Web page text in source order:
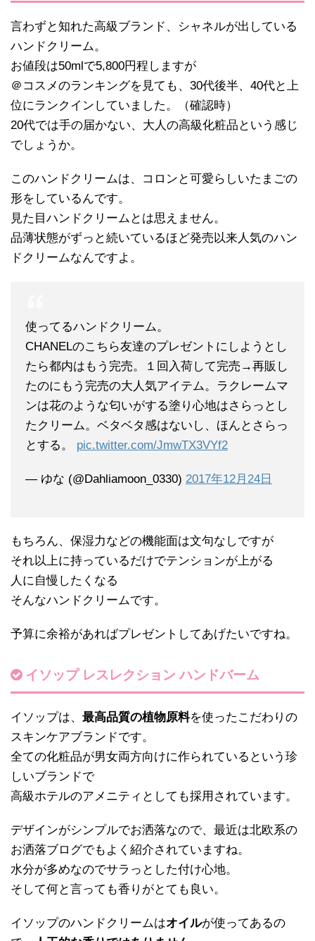
言わずと知れた高級ブランド、シャネルが出している
ハンドクリーム。
お値段は50mlで5,800円程しますが
＠コスメのランキングを見ても、30代後半、40代と上
位にランクインしていました。（確認時）
20代では手の届かない、大人の高級化粧品という感じ
でしょうか。
このハンドクリームは、コロンと可愛らしいたまごの
形をしているんです。
見た目ハンドクリームとは思えません。
品薄状態がずっと続いているほど発売以来人気のハン
ドクリームなんですよ。
使ってるハンドクリーム。
CHANELのこちら友達のプレゼントにしようとし
たら都内はもう完売。１回入荷して完売→再販し
たのにもう完売の大人気アイテム。ラクレームマ
ンは花のような匂いがする塗り心地はさらっとし
たクリーム。ベタベタ感はないし、ほんとさらっ
とする。 pic.twitter.com/JmwTX3VYf2
— ゆな (@Dahliamoon_0330) 2017年12月24日
もちろん、保湿力などの機能面は文句なしですが
それ以上に持っているだけでテンションが上がる
人に自慢したくなる
そんなハンドクリームです。
予算に余裕があればプレゼントしてあげたいですね。
イソップ レスレクション ハンドバーム
イソップは、 最高品質の植物原料を使ったこだわりの
スキンケアブランドです。
全ての化粧品が男女両方向けに作られているという珍
しいブランドで
高級ホテルのアメニティとしても採用されています。
デザインがシンプルでお洒落なので、最近は北欧系の
お洒落ブログでもよく紹介されていますね。
水分が多めなのでサラっとした付け心地。
そして何と言っても香りがとても良い。
イソップのハンドクリームはオイルが使ってあるの